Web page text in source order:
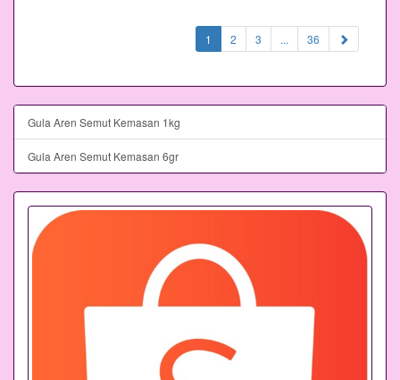
1 (current)
2 3 ... 36
Gula Aren Semut Kemasan 1kg
Gula Aren Semut Kemasan 6gr